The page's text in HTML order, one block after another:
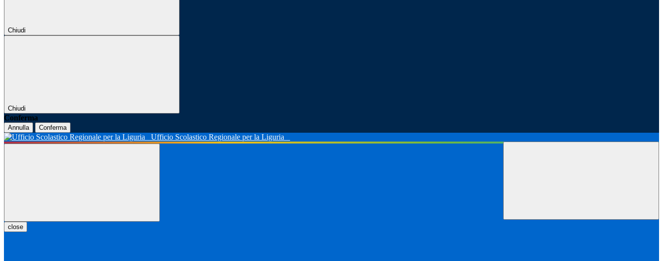
Chiudi
Chiudi
Conferma
Annulla Conferma
Ufficio Scolastico Regionale per la Liguria
close